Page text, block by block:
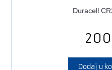
CR2032 Lithium